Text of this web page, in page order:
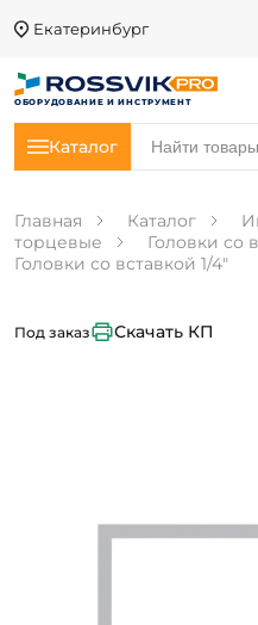
Екатеринбург
ОБОРУДОВАНИЕ И ИНСТРУМЕНТ
Каталог
Главная Каталог
торцевые
Головки со
Головки со вставкой 1/4"
Под заказ Скачать КП